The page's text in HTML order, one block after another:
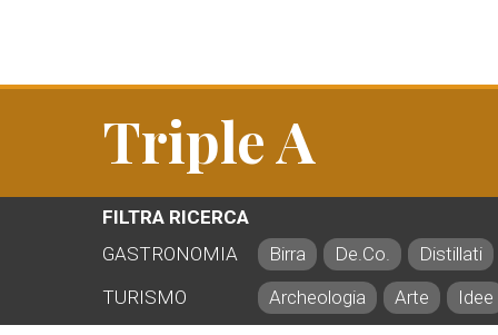
Triple A
FILTRA RICERCA
GASTRONOMIA
Birra De.Co.
Distillati
TURISMO
Archeologia Arte Idee